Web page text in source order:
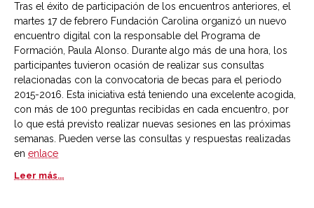
Tras el éxito de participación de los encuentros anteriores, el
martes 17 de febrero Fundación Carolina organizó un nuevo
encuentro digital con la responsable del Programa de
Formación, Paula Alonso. Durante algo más de una hora, los
participantes tuvieron ocasión de realizar sus consultas
relacionadas con la convocatoria de becas para el periodo
2015-2016. Esta iniciativa está teniendo una excelente acogida,
con más de 100 preguntas recibidas en cada encuentro, por
lo que está previsto realizar nuevas sesiones en las próximas
semanas. Pueden verse las consultas y respuestas realizadas
en enlace
Leer más...